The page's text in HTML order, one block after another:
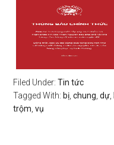
Filed Under:Tin tức
Tagged With: bị ,chung ,dự
trộm ,vụ